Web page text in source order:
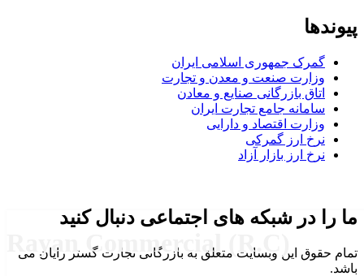
Rayan Commercial (R.C)
پیوندها
گمرک جمهوری اسلامی ایران
وزارت صنعت و معدن و تجارت
اتاق بازرگانی صنایع و معادن
سامانه جامع تجارت ایران
وزارت اقتصاد و دارایی
نرخ ارز گمرکی
نرخ ارز بازار آزاد
ما را در شبکه های اجتماعی دنبال کنید
تمام حقوق این وبسایت متعلق به بازرگانی تجارت گستر رایان می
باشد.